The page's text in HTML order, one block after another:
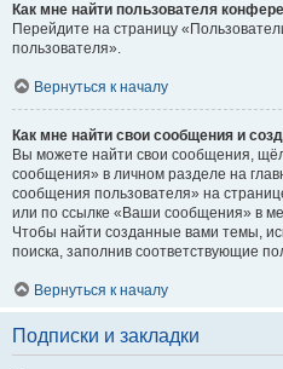
Как мне найти пользователя
Перейдите на страницу
пользователя».
Вернуться к началу
Как мне найти свои сообщения и
Вы можете найти свои сообщения,
сообщения» в личном разделе на
сообщения пользователя» на
или по ссылке «Ваши сообщения» в
Чтобы найти созданные вами темы,
поиска, заполнив соответствующие
Вернуться к началу
Подписки и закладки